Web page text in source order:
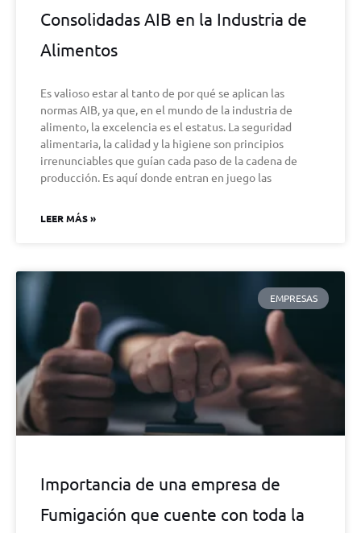
Consolidadas AIB en la Industria de
Alimentos
Es valioso estar al tanto de por qué se aplican las
normas AIB, ya que, en el mundo de la industria de
alimento, la excelencia es el estatus. La seguridad
alimentaria, la calidad y la higiene son principios
irrenunciables que guían cada paso de la cadena de
producción. Es aquí donde entran en juego las
LEER MÁS »
EMPRESAS
Importancia de una empresa de
Fumigación que cuente con toda la